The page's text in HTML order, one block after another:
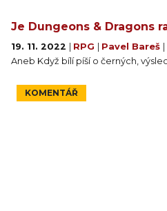
Je Dungeons & Dragons
19. 11. 2022 | RPG | Pavel Bareš |
Aneb Když bílí píší o černých,
KOMENTÁŘ